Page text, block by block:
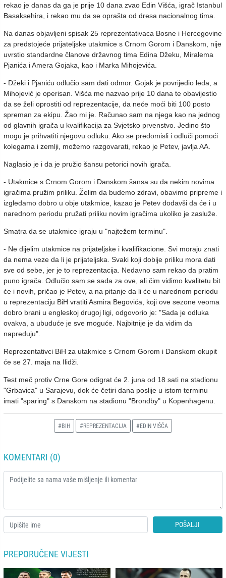
rekao je danas da ga je prije 10 dana zvao Edin Višća, igrač Istanbul
Basaksehira, i rekao mu da se oprašta od dresa nacionalnog tima.
Na danas objavljeni spisak 25 reprezentativaca Bosne i Hercegovine
za predstojeće prijateljske utakmice s Crnom Gorom i Danskom, nije
uvrstio standardne članove državnog tima Edina Džeku, Miralema
Pjanića i Amera Gojaka, kao i Marka Mihojevića.
- Džeki i Pjaniću odlučio sam dati odmor. Gojak je povrijedio leđa, a
Mihojević je operisan. Višća me nazvao prije 10 dana te obavijestio
da se želi oprostiti od reprezentacije, da neće moći biti 100 posto
spreman za ekipu. Žao mi je. Računao sam na njega kao na jednog
od glavnih igrača u kvalifikacija za Svjetsko prvenstvo. Jedino što
mogu je prihvatiti njegovu odluku. Ako se predomisli i odluči pomoći
kolegama i zemlji, možemo razgovarati, rekao je Petev, javlja AA.
Naglasio je i da je pružio šansu petorici novih igrača.
- Utakmice s Crnom Gorom i Danskom šansa su da nekim novima
igračima pružim priliku. Želim da budemo zdravi, obavimo pripreme i
izgledamo dobro u obje utakmice, kazao je Petev dodavši da će i u
narednom periodu pružati priliku novim igračima ukoliko je zasluže.
Smatra da se utakmice igraju u "najtežem terminu".
- Ne dijelim utakmice na prijateljske i kvalifikacione. Svi moraju znati
da nema veze da li je prijateljska. Svaki koji dobije priliku mora dati
sve od sebe, jer je to reprezentacija. Nedavno sam rekao da pratim
puno igrača. Odlučio sam se sada za ove, ali čim vidimo kvalitetu bit
će i novih, pričao je Petev, a na pitanje da li će u narednom periodu
u reprezentaciju BiH vratiti Asmira Begovića, koji ove sezone veoma
dobro brani u engleskoj drugoj ligi, odgovorio je: "Sada je odluka
ovakva, a ubuduće je sve moguće. Najbitnije je da vidim da
napreduju".
Reprezentativci BiH za utakmice s Crnom Gorom i Danskom okupit
će se 27. maja na Ilidži.
Test meč protiv Crne Gore odigrat će 2. juna od 18 sati na stadionu
"Grbavica" u Sarajevu, dok će četiri dana poslije u istom terminu
imati "sparing" s Danskom na stadionu "Brondby" u Kopenhagenu.
#BIH #REPREZENTACIJA #EDIN VIŠĆA
KOMENTARI (0)
POŠALJI
PREPORUČENE VIJESTI